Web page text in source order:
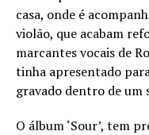
casa, onde é
violão, que acabam
marcantes vocais de
tinha apresentado
gravado dentro de um
O álbum ‘Sour’, tem